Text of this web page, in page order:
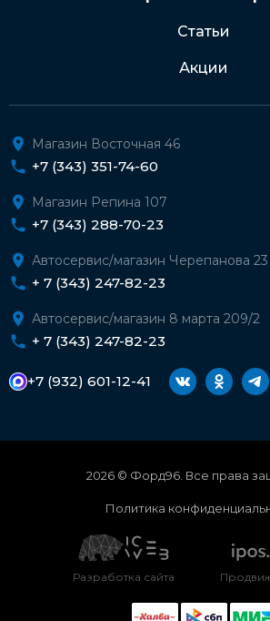
Статьи
Акции
Магазин Восточная 46
+7 (343) 351-74-60
Магазин Репина 107
+7 (343) 288-70-23
Автосервис/магазин Черепанова 23
+ 7 (343) 247-82-23
Автосервис/магазин 8 марта 209/2
+ 7 (343) 247-82-23
+7 (932) 601-12-41
2026 © Форд96. Все права
Политика
Разработка сайта